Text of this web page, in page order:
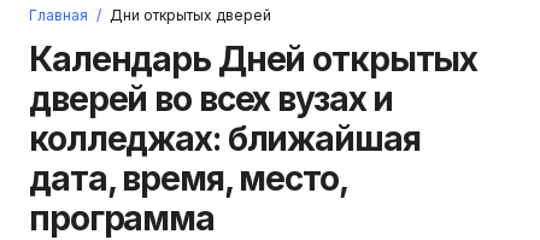
Войти
Регистрация
Прислать пароль
Главная / Дни открытых дверей
Календарь Дней открытых
дверей во всех вузах и
колледжах: ближайшая
дата, время, место,
программа